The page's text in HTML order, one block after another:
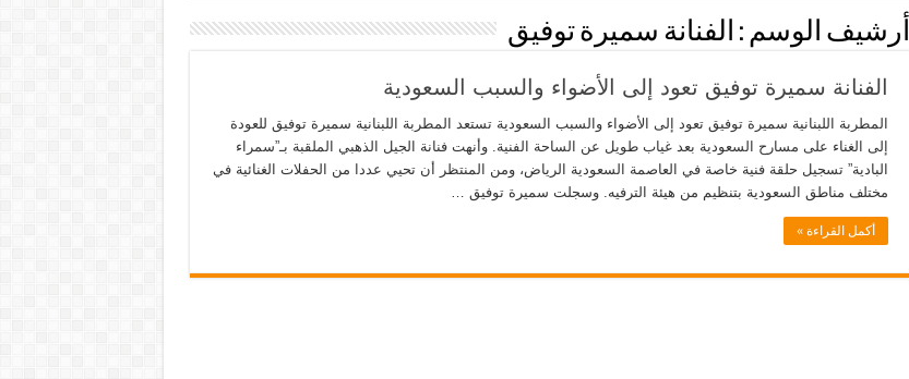
أرشيف الوسم : الفنانة سميرة توفيق
الفنانة سميرة توفيق تعود إلى الأضواء والسبب السعودية
المطربة اللبنانية سميرة توفيق تعود إلى الأضواء والسبب السعودية تستعد المطربة اللبنانية سميرة توفيق للعودة
إلى الغناء على مسارح السعودية بعد غياب طويل عن الساحة الفنية. وأنهت فنانة الجيل الذهبي الملقبة بـ”سمراء
البادية” تسجيل حلقة فنية خاصة في العاصمة السعودية الرياض، ومن المنتظر أن تحيي عددا من الحفلات الغنائية في
مختلف مناطق السعودية بتنظيم من هيئة الترفيه. وسجلت سميرة توفيق …
أكمل القراءة »